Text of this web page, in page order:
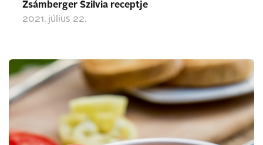
Zsámberger Szilvia receptje
2021. július 22.